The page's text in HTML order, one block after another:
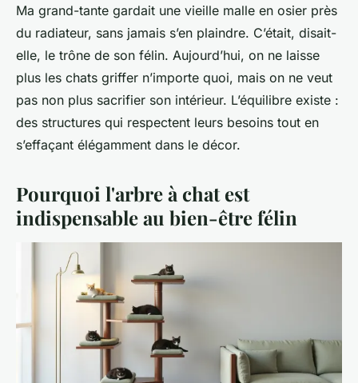
Ma grand-tante gardait une vieille malle en osier près
du radiateur, sans jamais s’en plaindre. C’était, disait-
elle, le trône de son félin. Aujourd’hui, on ne laisse
plus les chats griffer n’importe quoi, mais on ne veut
pas non plus sacrifier son intérieur. L’équilibre existe :
des structures qui respectent leurs besoins tout en
s’effaçant élégamment dans le décor.
Pourquoi l'arbre à chat est
indispensable au bien-être félin